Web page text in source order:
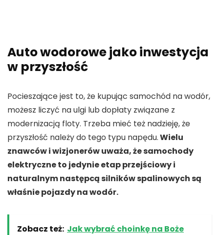
Auto wodorowe jako inwestycja
w przyszłość
Pocieszające jest to, że kupując samochód na wodór,
możesz liczyć na ulgi lub dopłaty związane z
modernizacją floty. Trzeba mieć też nadzieję, że
przyszłość należy do tego typu napędu.Wielu
znawców i wizjonerów uważa, że samochody
elektryczne to jedynie etap przejściowy i
naturalnym następcą silników spalinowych są
właśnie pojazdy na wodór.
Zobacz też: Jak wybrać choinkę na Boże